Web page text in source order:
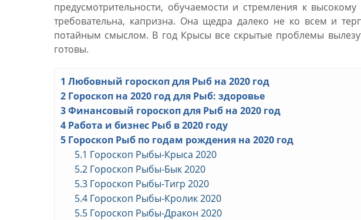
предусмотрительности, обучаемости и стремления к
требовательна, капризна. Она щедра далеко не ко всем и
потайным смыслом. В год Крысы все скрытые проблемы
готовы.
1 Любовный гороскоп для Рыб на 2020 год
2 Гороскоп на 2020 год для Рыб: здоровье
3Финансовый гороскоп для Рыб на 2020 год
4 Работа и бизнес Рыб в 2020 году
5 Гороскоп Рыб по годам рождения на 2020 год
5.1 Гороскоп Рыбы-Крыса 2020
5.2 Гороскоп Рыбы-Бык 2020
5.3 Гороскоп Рыбы-Тигр 2020
5.4 Гороскоп Рыбы-Кролик 2020
5.5 Гороскоп Рыбы-Дракон 2020